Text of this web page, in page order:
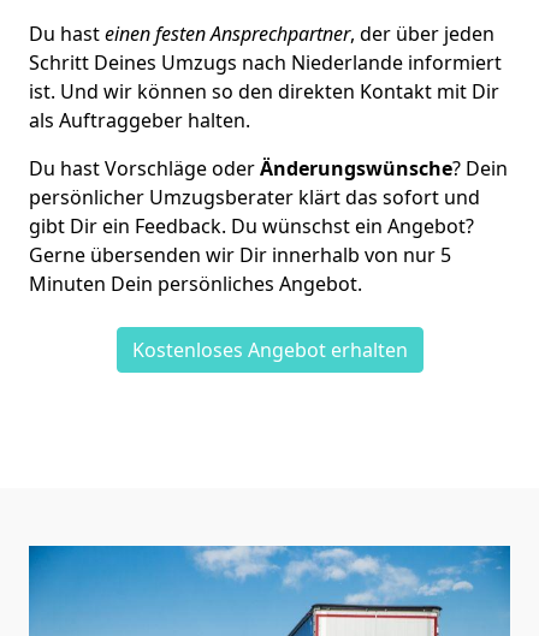
Du hasteinen festen Ansprechpartner, der über jeden
Schritt Deines Umzugs nach Niederlande informiert
ist. Und wir können so den direkten Kontakt mit Dir
als Auftraggeber halten.
Du hast Vorschläge oderÄnderungswünsche? Dein
persönlicher Umzugsberater klärt das sofort und
gibt Dir ein Feedback. Du wünschst ein Angebot?
Gerne übersenden wir Dir innerhalb von nur 5
Minuten Dein persönliches Angebot.
Kostenloses Angebot erhalten